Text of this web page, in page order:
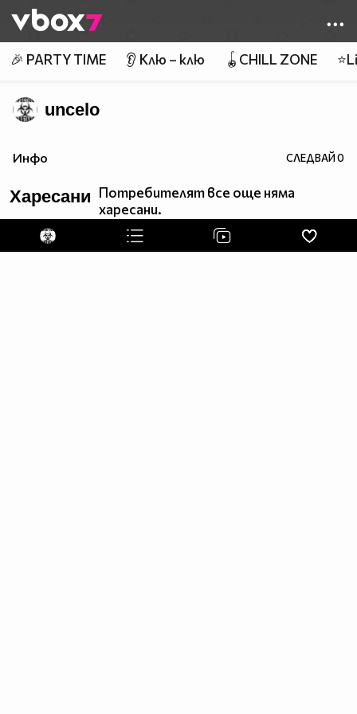
👾
🎉 PARTY TIME 👂 Клю – клю 🪀CHILL ZONE
uncelo
Инфо СЛЕДВАЙ0
Харесани Потребителят все още няма
харесани.